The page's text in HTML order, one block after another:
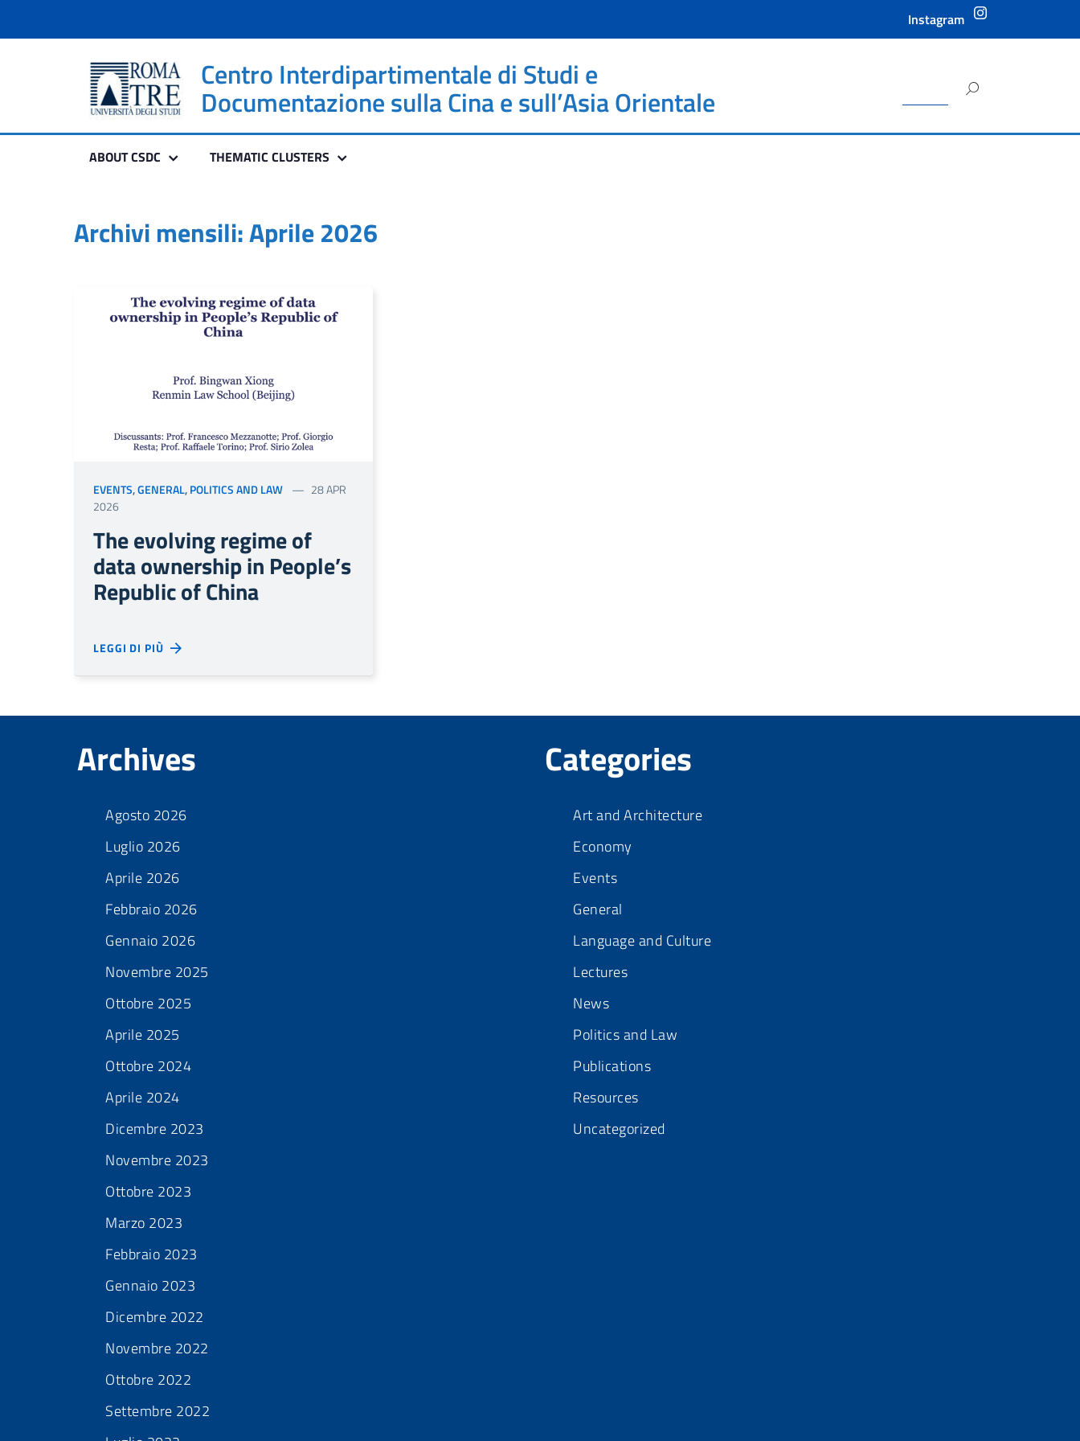
Instagram
Centro Interdipartimentale di Studi e
Documentazione sulla Cina e sull’Asia Orientale
ABOUT CSDC THEMATIC CLUSTERS
Archivi mensili: Aprile 2026
EVENTS,GENERAL,POLITICS AND LAW
28 APR
2026
The evolving regime of
data ownership in People’s
Republic of China
LEGGI DI PIÙ
Archives
Agosto 2026
Luglio 2026
Aprile 2026
Febbraio 2026
Gennaio 2026
Novembre 2025
Ottobre 2025
Aprile 2025
Ottobre 2024
Aprile 2024
Dicembre 2023
Novembre 2023
Ottobre 2023
Marzo 2023
Febbraio 2023
Gennaio 2023
Dicembre 2022
Novembre 2022
Ottobre 2022
Settembre 2022
Categories
Art and Architecture
Economy
Events
General
Language and Culture
Lectures
News
Politics and Law
Publications
Resources
Uncategorized